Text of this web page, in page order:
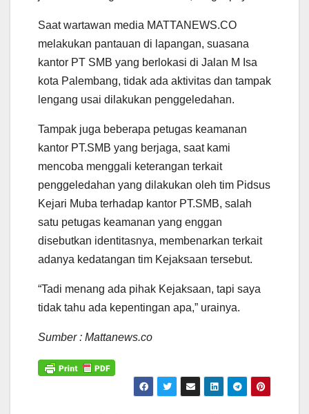
Saat wartawan media MATTANEWS.CO
melakukan pantauan di lapangan, suasana
kantor PT SMB yang berlokasi di Jalan M Isa
kota Palembang, tidak ada aktivitas dan tampak
lengang usai dilakukan penggeledahan.
Tampak juga beberapa petugas keamanan
kantor PT.SMB yang berjaga, saat kami
mencoba menggali keterangan terkait
penggeledahan yang dilakukan oleh tim Pidsus
Kejari Muba terhadap kantor PT.SMB, salah
satu petugas keamanan yang enggan
disebutkan identitasnya, membenarkan terkait
adanya kedatangan tim Kejaksaan tersebut.
“Tadi menang ada pihak Kejaksaan, tapi saya
tidak tahu ada kepentingan apa,” urainya.
Sumber : Mattanews.co